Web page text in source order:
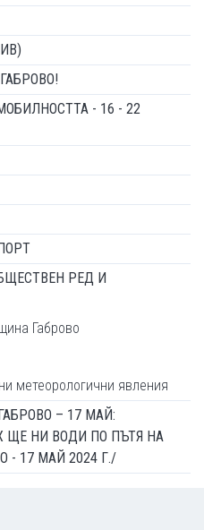
- 16 - 22
РЕД И
Габрово
метеорологични явления
– 17 МАЙ:
ЩЕ НИ ВОДИ ПО ПЪТЯ НА
- 17 МАЙ 2024 Г./